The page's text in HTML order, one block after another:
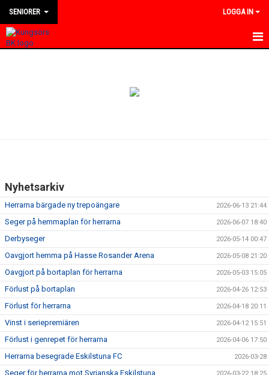
SENIORER LOGGA IN
DOKUMENT
MATCHER
DIVISION 4 VÄSTMANLAND
Nyhetsarkiv
Herrarna bärgade ny trepoängare 2026-06-13 21:44
Seger på hemmaplan för herrarna 2026-06-07 18:40
Derbyseger 2026-05-14 00:47
Oavgjort hemma på Hasse Rosander Arena 2026-05-08 21:20
Oavgjort på bortaplan för herrarna 2026-05-03 15:05
Förlust på bortaplan 2026-04-26 12:53
Förlust för herrarna 2026-04-18 20:11
Vinst i seriepremiären 2026-04-12 15:51
Förlust i genrepet för herrarna 2026-04-06 17:50
Herrarna besegrade Eskilstuna FC 2026-03-28
Seger för herrarna mot Syrianska Eskilstuna